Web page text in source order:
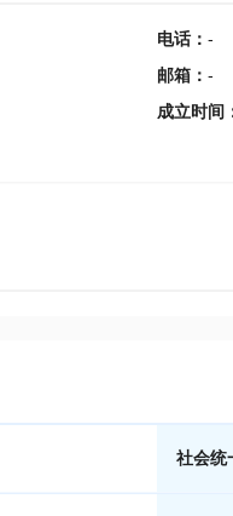
电话： -
邮箱 ： -
成立时间
社会统